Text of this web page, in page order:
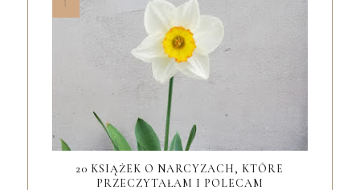
20 KSIĄŻEK O NARCYZACH, KTÓRE
PRZECZYTAŁAM I POLECAM